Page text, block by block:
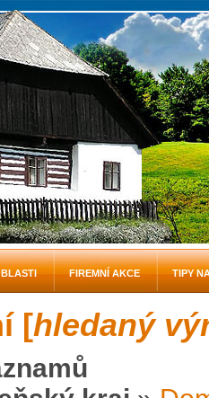
[hledaný
FIREMNÍ AKCE TIPY